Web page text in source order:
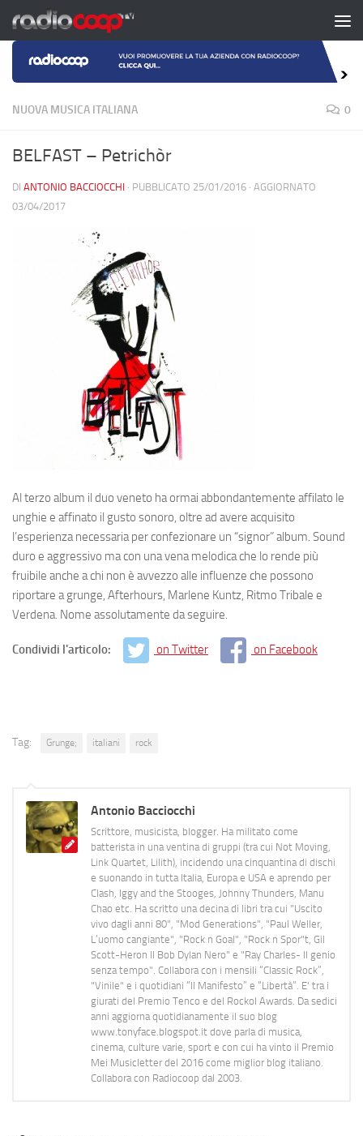
Salta al contenuto
NUOVA MUSICA ITALIANA 0
BELFAST – Petrichòr
DI ANTONIO BACCIOCCHI · PUBBLICATO 25/01/2016 · AGGIORNATO
03/04/2017
Al terzo album il duo veneto ha ormai abbondantemente affilato le
unghie e affinato il gusto sonoro, oltre ad avere acquisito
l’esperienza necessaria per confezionare un “signor” album. Sound
duro e aggressivo ma con una vena melodica che lo rende più
fruibile anche a chi non è avvezzo alle influenze che possono
riportare a grunge, Afterhours, Marlene Kuntz, Ritmo Tribale e
Verdena. Nome assolutamente da seguire.
Condividi l'articolo: on Twitter on Facebook
Tag: Grunge; italiani rock
Antonio Bacciocchi
Scrittore, musicista, blogger. Ha militato come
batterista in una ventina di gruppi (tra cui Not Moving,
Link Quartet, Lilith), incidendo una cinquantina di dischi
e suonando in tutta Italia, Europa e USA e aprendo per
Clash, Iggy and the Stooges, Johnny Thunders, Manu
Chao etc. Ha scritto una decina di libri tra cui "Uscito
vivo dagli anni 80", "Mod Generations", "Paul Weller,
L’uomo cangiante", "Rock n Goal", "Rock n Spor"t, Gil
Scott-Heron Il Bob Dylan Nero" e "Ray Charles- Il genio
senza tempo". Collabora con i mensili “Classic Rock”,
"Vinile" e i quotidiani “Il Manifesto” e “Libertà”. E' tra i
giurati del Premio Tenco e del Rockol Awards. Da sedici
anni aggiorna quotidianamente il suo blog
www.tonyface.blogspot.it dove parla di musica,
cinema, culture varie, sport e con cui ha vinto il Premio
Mei Musicletter del 2016 come miglior blog italiano.
Collabora con Radiocoop dal 2003.